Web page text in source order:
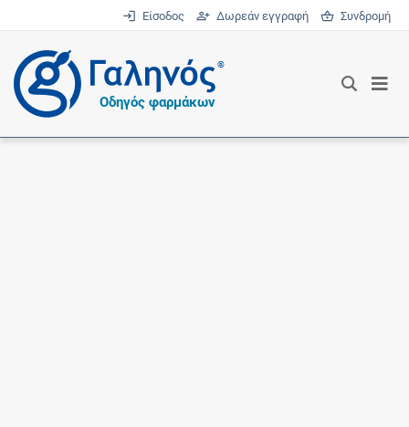
Είσοδος Δωρεάν εγγραφή Συνδρομή
®
Οδηγός φαρμάκων